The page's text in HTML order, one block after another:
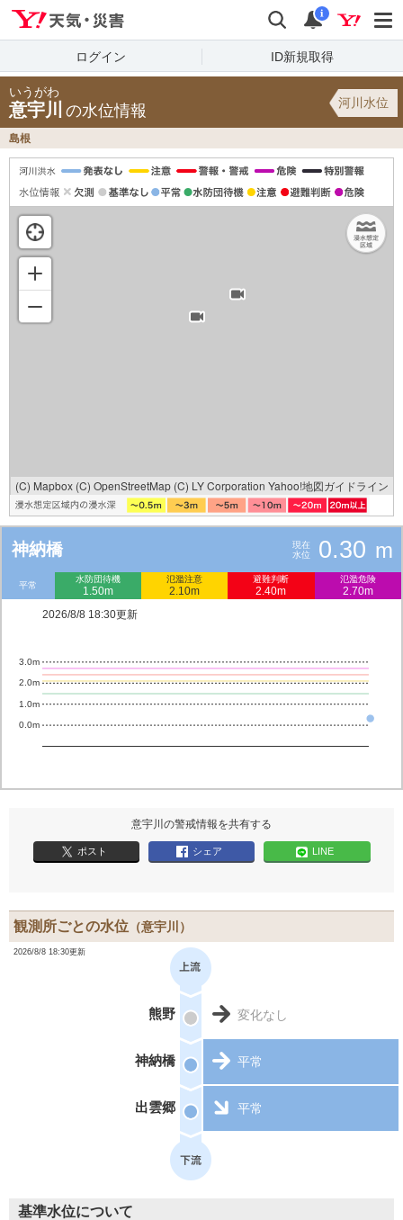
検索 通知
i
ログイン ID新規取得
いうがわ
意宇川 の水位情報 河川水位
島根
(C) Mapbox (C) OpenStreetMap (C) LY Corporation Yahoo!地図ガイドライン
神納橋
現在
水位
0.30 m
平常
水防団待機
1.50m
氾濫注意
2.10m
避難判断
2.40m
氾濫危険
2.70m
2026/8/8 18:30更新
0.0m
1.0m
2.0m
3.0m
意宇川の警戒情報を共有する
ポスト シェア LINE
観測所ごとの水位 （意宇川）
2026/8/8 18:30更新
熊野 変化なし
神納橋 平常
出雲郷 平常
基準水位について